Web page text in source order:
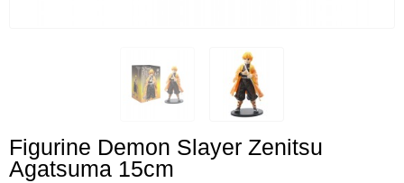
Figurine Demon Slayer Zenitsu
Agatsuma 15cm